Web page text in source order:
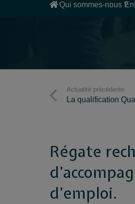
Qui sommes-nous ?
Actualité précédente
La qualification
Régate
d’emploi.